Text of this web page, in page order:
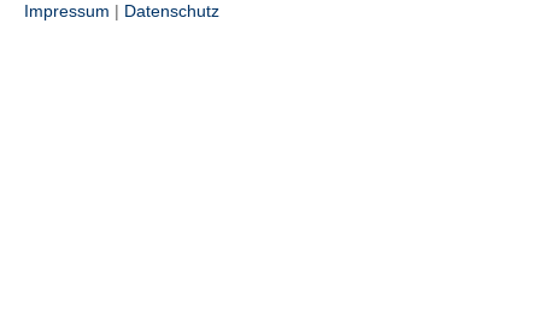
Impressum | Datenschutz